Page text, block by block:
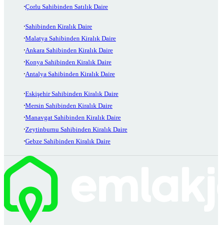
Çorlu Sahibinden Satılık Daire
Sahibinden Kiralık Daire
Malatya Sahibinden Kiralık Daire
Ankara Sahibinden Kiralık Daire
Konya Sahibinden Kiralık Daire
Antalya Sahibinden Kiralık Daire
Eskişehir Sahibinden Kiralık Daire
Mersin Sahibinden Kiralık Daire
Manavgat Sahibinden Kiralık Daire
Zeytinburnu Sahibinden Kiralık Daire
Gebze Sahibinden Kiralık Daire